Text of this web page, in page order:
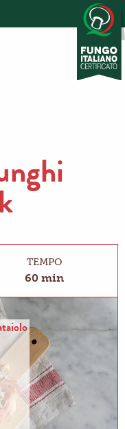
TEMPO
60 min